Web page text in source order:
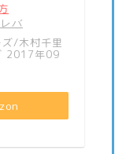
バ
/木村千里
2017年09